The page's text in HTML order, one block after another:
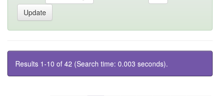
Results 1-10 of 42 (Search time: 0.003 seconds).